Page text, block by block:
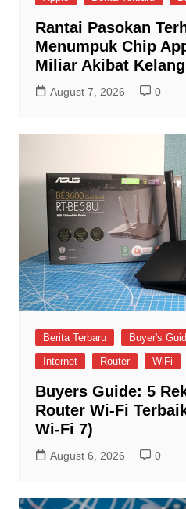
Rantai Pasokan
Menumpuk Chip
Miliar Akibat
August 7, 2026 0
Berita Terbaru Buyer's
Internet
Router WiFi
Buyers Guide: 5
Router Wi-Fi
Wi-Fi 7)
August 6, 2026 0